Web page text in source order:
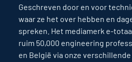
Geschreven door en voor
waar ze het over hebben en
spreken. Het mediamerk e-
ruim 50,000 engineering
en België via onze